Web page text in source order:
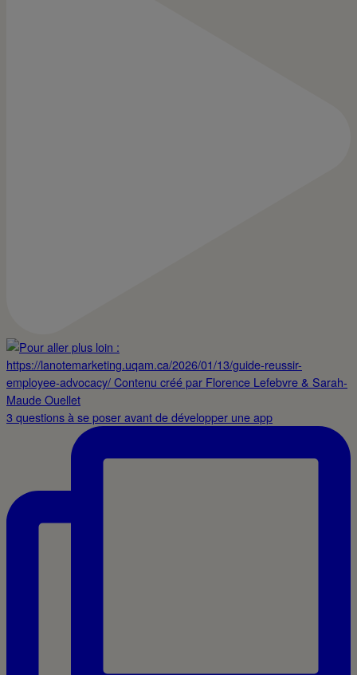
3 questions à se poser avant de développer une app